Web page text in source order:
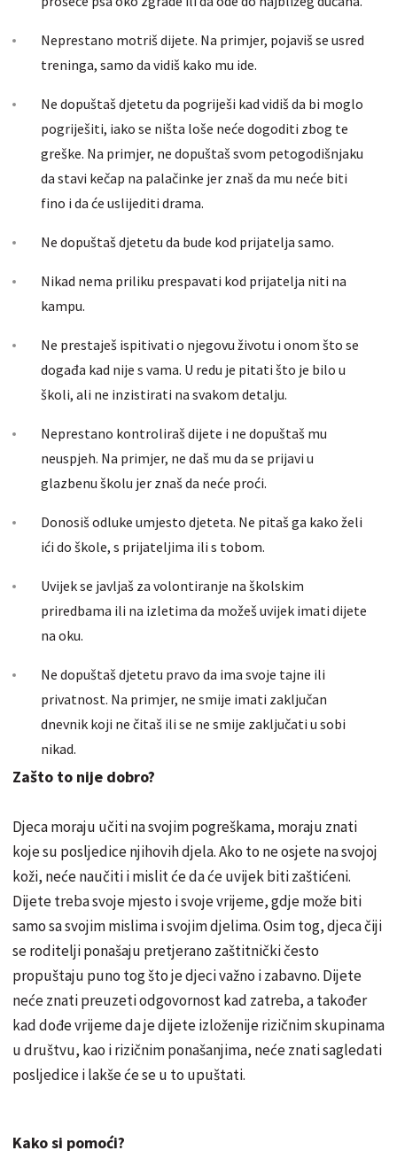
Neprestano motriš dijete. Na primjer, pojaviš se usred
treninga, samo da vidiš kako mu ide.
Ne dopuštaš djetetu da pogriješi kad vidiš da bi moglo
pogriješiti, iako se ništa loše neće dogoditi zbog te
greške. Na primjer, ne dopuštaš svom petogodišnjaku
da stavi kečap na palačinke jer znaš da mu neće biti
fino i da će uslijediti drama.
Ne dopuštaš djetetu da bude kod prijatelja samo.
Nikad nema priliku prespavati kod prijatelja niti na
kampu.
Ne prestaješ ispitivati o njegovu životu i onom što se
događa kad nije s vama. U redu je pitati što je bilo u
školi, ali ne inzistirati na svakom detalju.
Neprestano kontroliraš dijete i ne dopuštaš mu
neuspjeh. Na primjer, ne daš mu da se prijavi u
glazbenu školu jer znaš da neće proći.
Donosiš odluke umjesto djeteta. Ne pitaš ga kako želi
ići do škole, s prijateljima ili s tobom.
Uvijek se javljaš za volontiranje na školskim
priredbama ili na izletima da možeš uvijek imati dijete
na oku.
Ne dopuštaš djetetu pravo da ima svoje tajne ili
privatnost. Na primjer, ne smije imati zaključan
dnevnik koji ne čitaš ili se ne smije zaključati u sobi
nikad.
Zašto to nije dobro?
Djeca moraju učiti na svojim pogreškama, moraju znati
koje su posljedice njihovih djela. Ako to ne osjete na svojoj
koži, neće naučiti i mislit će da će uvijek biti zaštićeni.
Dijete treba svoje mjesto i svoje vrijeme, gdje može biti
samo sa svojim mislima i svojim djelima. Osim tog, djeca čiji
se roditelji ponašaju pretjerano zaštitnički često
propuštaju puno tog što je djeci važno i zabavno. Dijete
neće znati preuzeti odgovornost kad zatreba, a također
kad dođe vrijeme da je dijete izloženije rizičnim skupinama
u društvu, kao i rizičnim ponašanjima, neće znati sagledati
posljedice i lakše će se u to upuštati.
Kako si pomoći?